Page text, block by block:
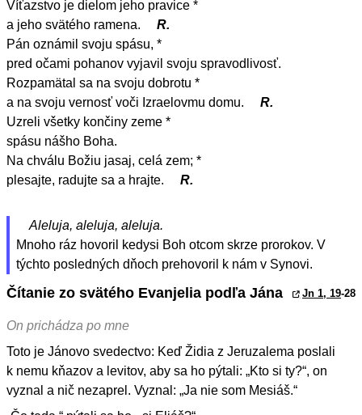
Víťazstvo je dielom jeho pravice *
a jeho svätého ramena.
R.
Pán oznámil svoju spásu, *
pred očami pohanov vyjavil svoju spravodlivosť.
Rozpamätal sa na svoju dobrotu *
a na svoju vernosť voči Izraelovmu domu.
R.
Uzreli všetky končiny zeme *
spásu nášho Boha.
Na chválu Božiu jasaj, celá zem; *
plesajte, radujte sa a hrajte.
R.
Aleluja, aleluja, aleluja.
Mnoho ráz hovoril kedysi Boh otcom skrze prorokov. V
týchto posledných dňoch prehovoril k nám v Synovi.
Čítanie zo svätého Evanjelia podľa Jána Jn 1, 19-28
On prichádza po mne
Toto je Jánovo svedectvo: Keď Židia z Jeruzalema poslali
k nemu kňazov a levitov, aby sa ho pýtali: „Kto si ty?“, on
vyznal a nič nezaprel. Vyznal: „Ja nie som Mesiáš.“